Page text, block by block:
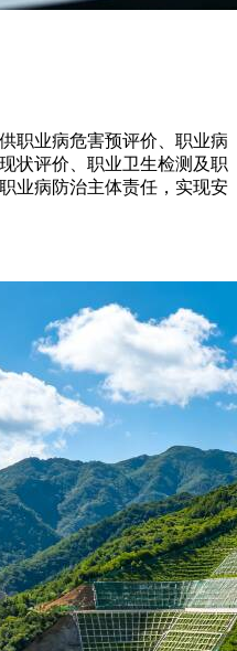
职业病危害预评价、职业病
状评价、职业卫生检测及职
业病防治主体责任，实现安